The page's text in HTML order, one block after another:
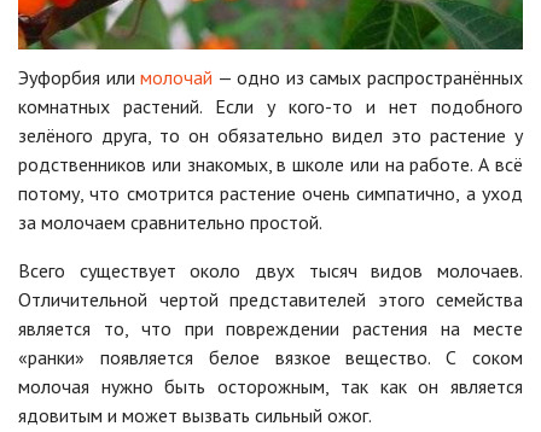
Эуфорбия илимолочай — одно из самых распространённых
комнатных растений. Если у кого-то и нет подобного
зелёного друга, то он обязательно видел это растение у
родственников или знакомых, в школе или на работе. А всё
потому, что смотрится растение очень симпатично, а уход
за молочаем сравнительно простой.
Всего существует около двух тысяч видов молочаев.
Отличительной чертой представителей этого семейства
является то, что при повреждении растения на месте
«ранки» появляется белое вязкое вещество. С соком
молочая нужно быть осторожным, так как он является
ядовитым и может вызвать сильный ожог.